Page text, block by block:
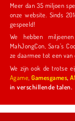
Meer dan 35 miljoen
onze website. Sinds
gespeeld!
We hebben
MahJongCon, Sara's Cooking Class en Happy Wheels getrokken en hebben
We zijn ook de trotse
Agame ,Gamesgames,
in verschillende talen.